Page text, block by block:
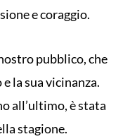
e coraggio.
pubblico, che
la sua vicinanza.
all’ultimo, è stata
stagione.